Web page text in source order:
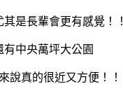
是長輩會更有感覺！！
中央萬坪大公園
說真的很近又方便！！